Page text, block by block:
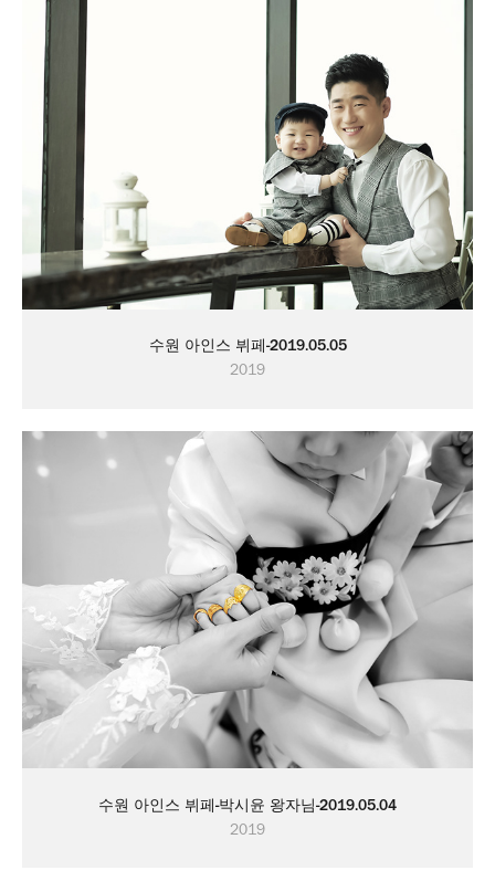
수원 아인스 뷔페-2019.05.05
2019
수원 아인스 뷔페-박시윤 왕자님-2019.05.04
2019